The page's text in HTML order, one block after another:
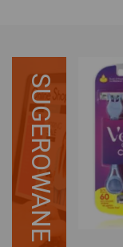
SUGEROWANE